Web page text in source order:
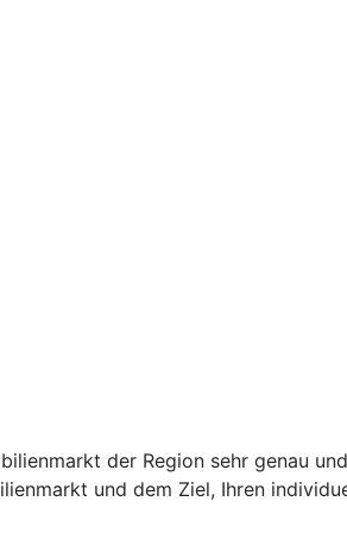
der Region sehr genau
und dem Ziel, Ihren